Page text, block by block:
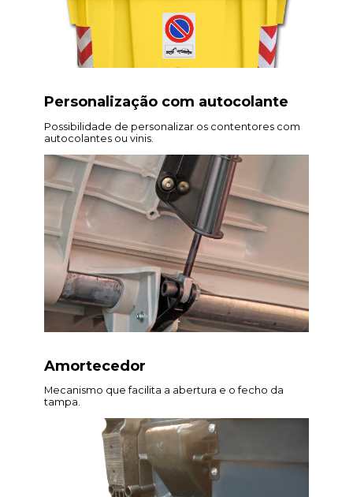
Personalização com autocolante
Possibilidade de personalizar os contentores com
autocolantes ou vinis.
Amortecedor
Mecanismo que facilita a abertura e o fecho da
tampa.